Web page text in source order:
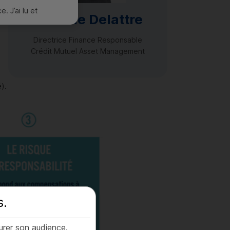
Isabelle Delattre
Directrice Finance Responsable
Crédit Mutuel Asset Management
.
son audience.
J’ai lu et